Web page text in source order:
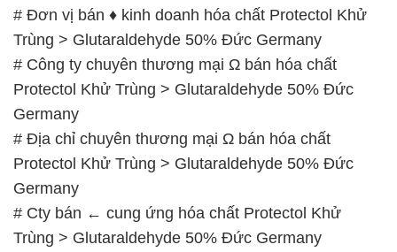
# Đơn vị bán ♦ kinh doanh hóa chất Protectol Khử
Trùng > Glutaraldehyde 50% Đức Germany
# Công ty chuyên thương mại Ω bán hóa chất
Protectol Khử Trùng > Glutaraldehyde 50% Đức
Germany
# Địa chỉ chuyên thương mại Ω bán hóa chất
Protectol Khử Trùng > Glutaraldehyde 50% Đức
Germany
# Cty bán ← cung ứng hóa chất Protectol Khử
Trùng > Glutaraldehyde 50% Đức Germany